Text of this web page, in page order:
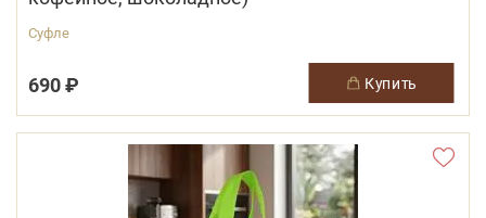
Суфле
690 ₽ купить